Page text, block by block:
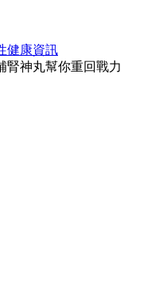
健康資訊
腎神丸幫你重回戰力